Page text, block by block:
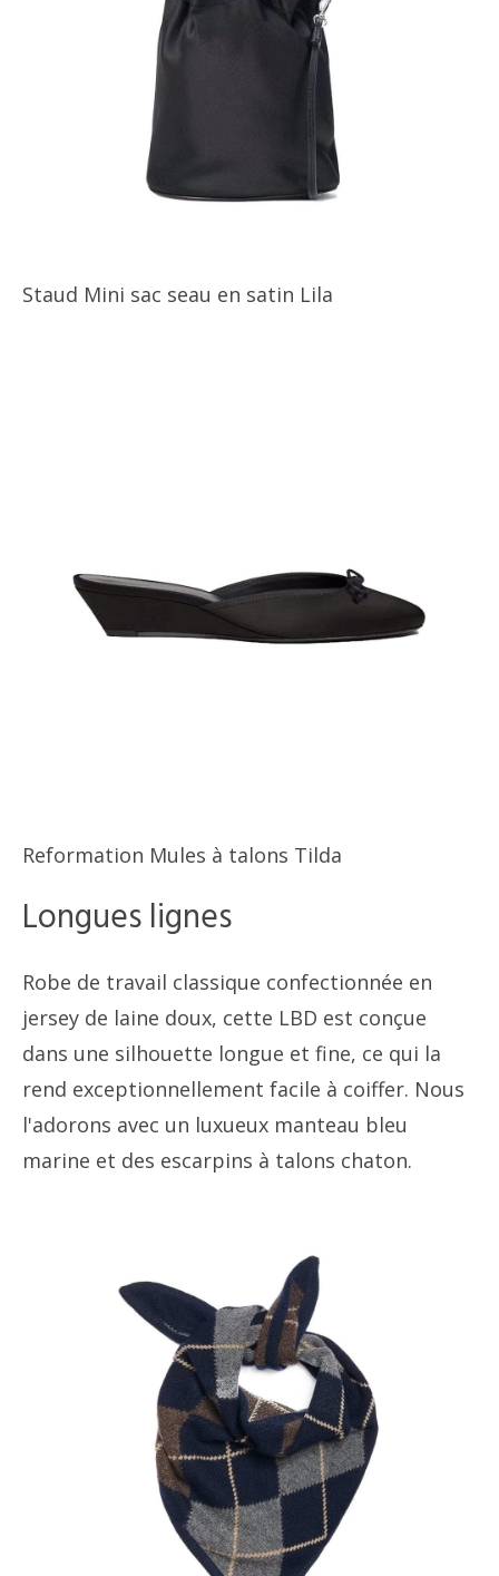
Staud Mini sac seau en satin Lila
Reformation Mules à talons Tilda
Longues lignes
Robe de travail classique confectionnée en
jersey de laine doux, cette LBD est conçue
dans une silhouette longue et fine, ce qui la
rend exceptionnellement facile à coiffer. Nous
l'adorons avec un luxueux manteau bleu
marine et des escarpins à talons chaton.